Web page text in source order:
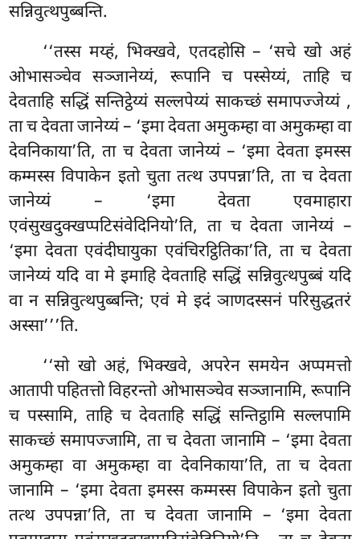
सन्निवुत्थपुब्बन्ति.
‘‘तस्स मय्हं, भिक्खवे, एतदहोसि – ‘सचे खो अहं
ओभासञ्चेव सञ्जानेय्यं, रूपानि च पस्सेय्यं, ताहि च
देवताहि सद्धिं सन्तिट्ठेय्यं सल्लपेय्यं साकच्छं समापज्जेय्यं ,
ता च देवता जानेय्यं – ‘इमा देवता अमुकम्हा वा अमुकम्हा वा
देवनिकाया’ति, ता च देवता जानेय्यं – ‘इमा देवता इमस्स
कम्मस्स विपाकेन इतो चुता तत्थ उपपन्ना’ति, ता च देवता
जानेय्यं – ‘इमा देवता एवमाहारा
एवंसुखदुक्खप्पटिसंवेदिनियो’ति, ता च देवता जानेय्यं –
‘इमा देवता एवंदीघायुका एवंचिरट्ठितिका’ति, ता च देवता
जानेय्यं यदि वा मे इमाहि देवताहि सद्धिं सन्निवुत्थपुब्बं यदि
वा न सन्निवुत्थपुब्बन्ति; एवं मे इदं ञाणदस्सनं परिसुद्धतरं
अस्सा’’’ति.
‘‘सो खो अहं, भिक्खवे, अपरेन समयेन अप्पमत्तो
आतापी पहितत्तो विहरन्तो ओभासञ्चेव सञ्जानामि, रूपानि
च पस्सामि, ताहि च देवताहि सद्धिं सन्तिट्ठामि सल्लपामि
साकच्छं समापज्जामि, ता च देवता जानामि – ‘इमा देवता
अमुकम्हा वा अमुकम्हा वा देवनिकाया’ति, ता च देवता
जानामि – ‘इमा देवता इमस्स कम्मस्स विपाकेन इतो चुता
तत्थ उपपन्ना’ति, ता च देवता जानामि – ‘इमा देवता